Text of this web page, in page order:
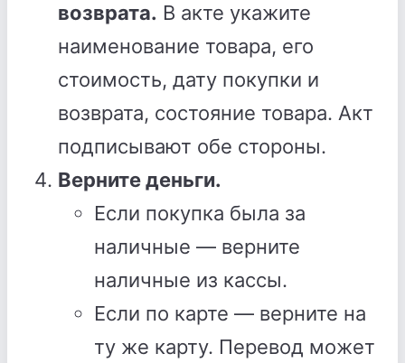
возврата. В акте укажите
наименование товара, его
стоимость, дату покупки и
возврата, состояние товара. Акт
подписывают обе стороны.
Верните деньги.
Если покупка была за
наличные — верните
наличные из кассы.
Если по карте — верните на
ту же карту. Перевод может